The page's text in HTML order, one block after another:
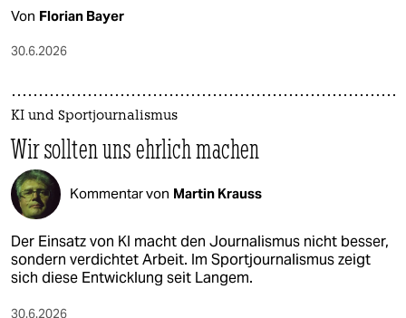
Von Florian Bayer
30.6.2026
KI und Sportjournalismus
Wir sollten uns ehrlich machen
Kommentar von Martin Krauss
Der Einsatz von KI macht den Journalismus nicht besser,
sondern verdichtet Arbeit. Im Sportjournalismus zeigt
sich diese Entwicklung seit Langem.
30.6.2026